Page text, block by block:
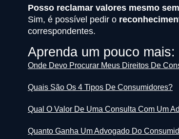
Posso reclamar valores mesmo
Sim, é possível pedir o
correspondentes.
Aprenda um pouco mais:
Onde Devo Procurar Meus Direitos De
Quais São Os 4 Tipos De Consumidores?
Qual O Valor De Uma Consulta Com Um
Quanto Ganha Um Advogado Do